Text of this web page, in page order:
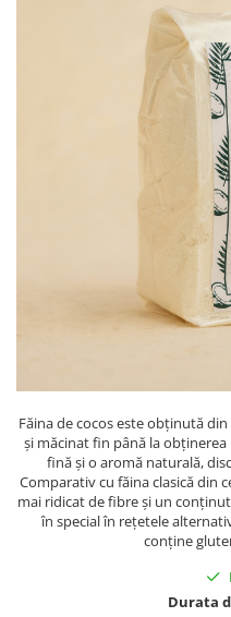
FĂINĂ FĂRĂ GLUTEN
BĂUTURI / LAPTE VEGETAL
CREME ȘI PASTE TARTINABILE
CIOCOLATĂ ȘI CACAO
PRODUSE ROMÂNEȘTI
COSMETICE
REMEDII NATURISTE
TOATE PRODUSELE
Făina de cocos este obținută
și măcinat fin până la
fină și o aromă naturală,
Comparativ cu făina clasică din
mai ridicat de fibre și un
în special în rețetele
conține
Durata